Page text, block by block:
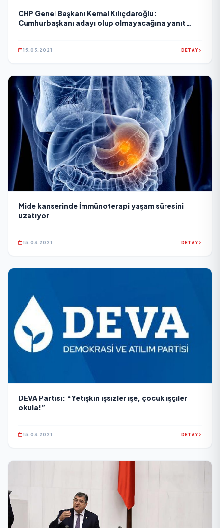
CHP Genel Başkanı Kemal Kılıçdaroğlu:
Cumhurbaşkanı adayı olup olmayacağına yanıt
15.03.2021 DETAY
Mide kanserinde İmmünoterapi yaşam süresini
uzatıyor
15.03.2021 DETAY
DEVA Partisi: “Yetişkin işsizler işe, çocuk işçiler
okula!”
15.03.2021 DETAY